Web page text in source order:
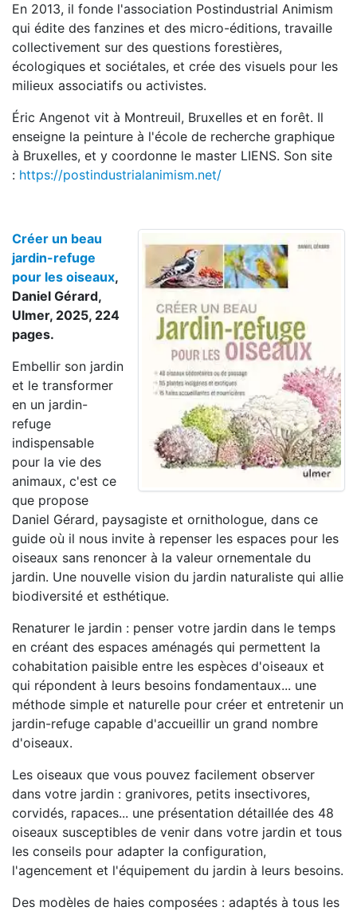
En 2013, il fonde l'association Postindustrial Animism
qui édite des fanzines et des micro-éditions, travaille
collectivement sur des questions forestières,
écologiques et sociétales, et crée des visuels pour les
milieux associatifs ou activistes.
Éric Angenot vit à Montreuil, Bruxelles et en forêt. Il
enseigne la peinture à l'école de recherche graphique
à Bruxelles, et y coordonne le master LIENS. Son site
: https://postindustrialanimism.net/
Créer un beau
jardin-refuge
pour les oiseaux,
Daniel Gérard,
Ulmer, 2025, 224
pages.
Embellir son jardin
et le transformer
en un jardin-
refuge
indispensable
pour la vie des
animaux, c'est ce
que propose
Daniel Gérard, paysagiste et ornithologue, dans ce
guide où il nous invite à repenser les espaces pour les
oiseaux sans renoncer à la valeur ornementale du
jardin. Une nouvelle vision du jardin naturaliste qui allie
biodiversité et esthétique.
Renaturer le jardin : penser votre jardin dans le temps
en créant des espaces aménagés qui permettent la
cohabitation paisible entre les espèces d'oiseaux et
qui répondent à leurs besoins fondamentaux... une
méthode simple et naturelle pour créer et entretenir un
jardin-refuge capable d'accueillir un grand nombre
d'oiseaux.
Les oiseaux que vous pouvez facilement observer
dans votre jardin : granivores, petits insectivores,
corvidés, rapaces... une présentation détaillée des 48
oiseaux susceptibles de venir dans votre jardin et tous
les conseils pour adapter la configuration,
l'agencement et l'équipement du jardin à leurs besoins.
Des modèles de haies composées : adaptés à tous les